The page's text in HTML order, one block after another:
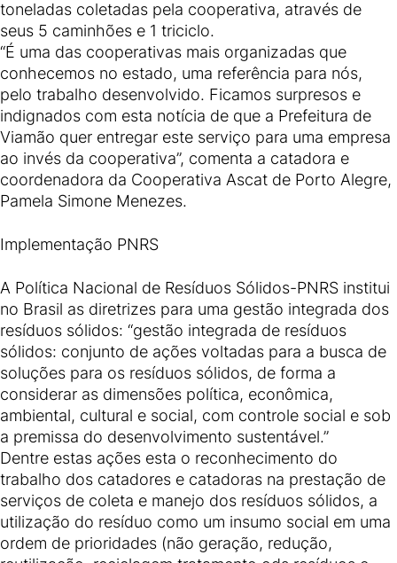
toneladas coletadas pela cooperativa, através de
seus 5 caminhões e 1 triciclo.
“É uma das cooperativas mais organizadas que
conhecemos no estado, uma referência para nós,
pelo trabalho desenvolvido. Ficamos surpresos e
indignados com esta notícia de que a Prefeitura de
Viamão quer entregar este serviço para uma empresa
ao invés da cooperativa”, comenta a catadora e
coordenadora da Cooperativa Ascat de Porto Alegre,
Pamela Simone Menezes.
Implementação PNRS
A Política Nacional de Resíduos Sólidos-PNRS institui
no Brasil as diretrizes para uma gestão integrada dos
resíduos sólidos: “gestão integrada de resíduos
sólidos: conjunto de ações voltadas para a busca de
soluções para os resíduos sólidos, de forma a
considerar as dimensões política, econômica,
ambiental, cultural e social, com controle social e sob
a premissa do desenvolvimento sustentável.”
Dentre estas ações esta o reconhecimento do
trabalho dos catadores e catadoras na prestação de
serviços de coleta e manejo dos resíduos sólidos, a
utilização do resíduo como um insumo social em uma
ordem de prioridades (não geração, redução,